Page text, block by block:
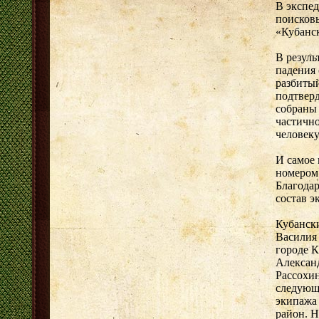
В
В
собраны
И самое
состав
Василия
городе
экипажа
район.